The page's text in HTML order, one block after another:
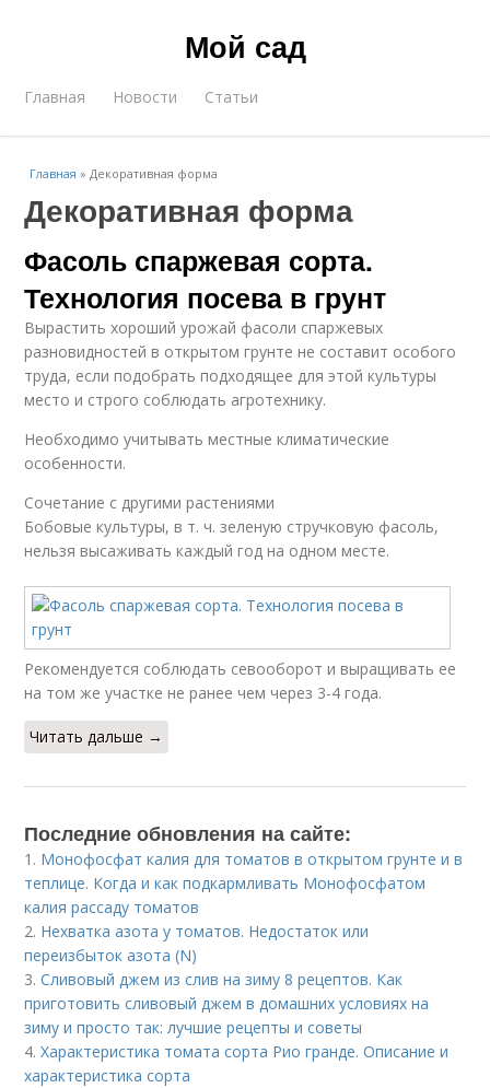
Мой сад
Главная Новости Статьи
Главная »Декоративная форма
Декоративная форма
Фасоль спаржевая сорта.
Технология посева в грунт
Вырастить хороший урожай фасоли спаржевых
разновидностей в открытом грунте не составит особого
труда, если подобрать подходящее для этой культуры
место и строго соблюдать агротехнику.
Необходимо учитывать местные климатические
особенности.
Сочетание с другими растениями
Бобовые культуры, в т. ч. зеленую стручковую фасоль,
нельзя высаживать каждый год на одном месте.
Рекомендуется соблюдать севооборот и выращивать ее
на том же участке не ранее чем через 3-4 года.
Читать дальше →
Последние обновления на сайте:
1. Монофосфат калия для томатов в открытом грунте и в
теплице. Когда и как подкармливать Монофосфатом
калия рассаду томатов
2. Нехватка азота у томатов. Недостаток или
переизбыток азота (N)
3.Сливовый джем из слив на зиму 8 рецептов. Как
приготовить сливовый джем в домашних условиях на
зиму и просто так: лучшие рецепты и советы
4.Характеристика томата сорта Рио гранде. Описание и
характеристика сорта